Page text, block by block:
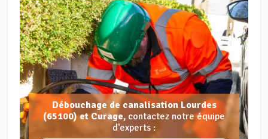
Débouchage de canalisation Lourdes
(65100) et Curage, contactez notre équipe
d'experts :